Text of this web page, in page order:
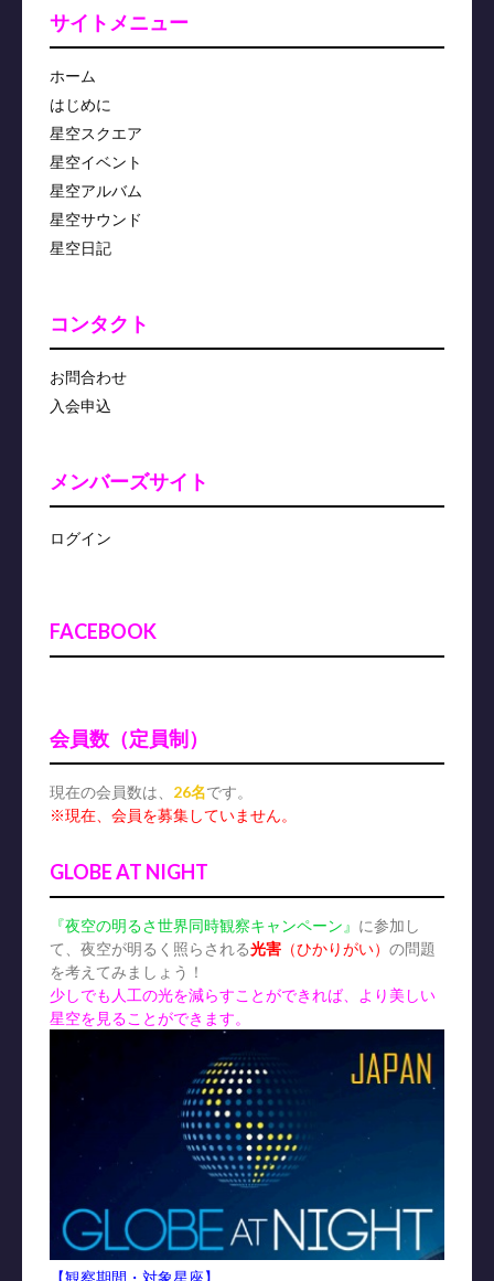
サイトメニュー
ホーム
はじめに
星空スクエア
星空イベント
星空アルバム
星空サウンド
星空日記
コンタクト
お問合わせ
入会申込
メンバーズサイト
ログイン
FACEBOOK
会員数（定員制）
現在の会員数は、 26名です。
※現在、会員を募集していません。
GLOBE AT NIGHT
『夜空の明るさ世界同時観察キャンペーン』 に参加し
て、夜空が明るく照らされる光害 （ひかりがい） の問題
を考えてみましょう！
少しでも人工の光を減らすことができれば、より美しい
星空を見ることができます。